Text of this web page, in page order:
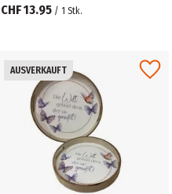
CHF 13.95 / 1 Stk.
AUSVERKAUFT